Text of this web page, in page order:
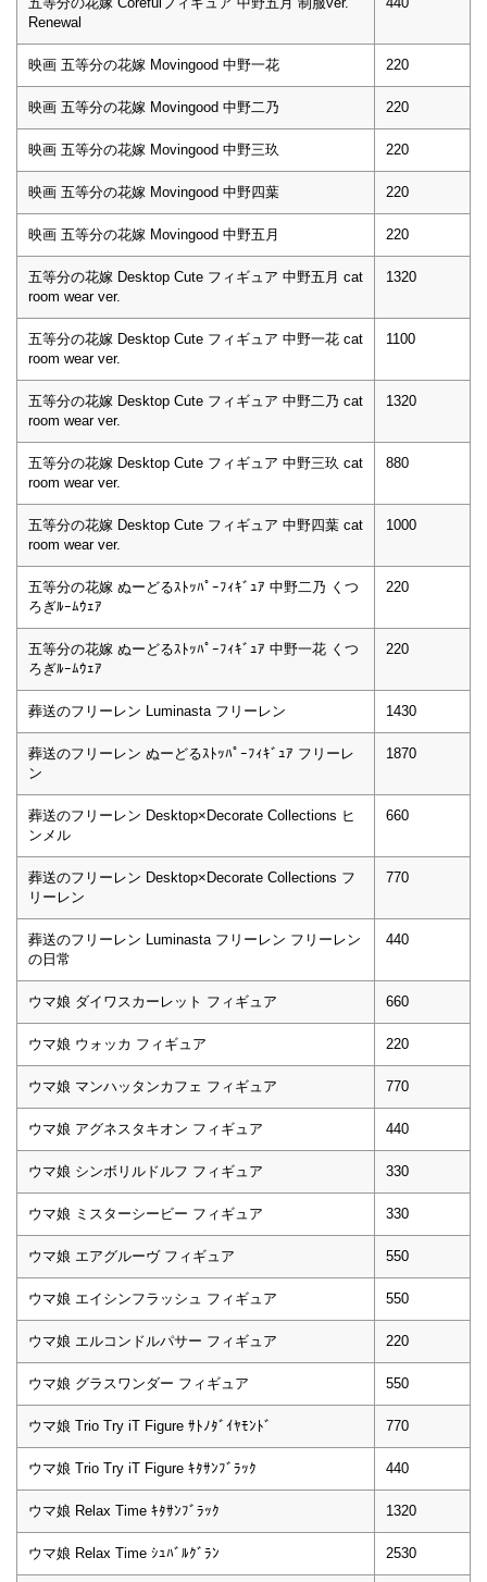
Renewal
映画 五等分の花嫁 Movingood 中野一花 220
映画 五等分の花嫁 Movingood 中野二乃 220
映画 五等分の花嫁 Movingood 中野三玖 220
映画 五等分の花嫁 Movingood 中野四葉 220
映画 五等分の花嫁 Movingood 中野五月 220
五等分の花嫁 Desktop Cute フィギュア 中野五月 cat
room wear ver.
1320
五等分の花嫁 Desktop Cute フィギュア 中野一花 cat
room wear ver.
1100
五等分の花嫁 Desktop Cute フィギュア 中野二乃 cat
room wear ver.
1320
五等分の花嫁 Desktop Cute フィギュア 中野三玖 cat
room wear ver.
880
五等分の花嫁 Desktop Cute フィギュア 中野四葉 cat
room wear ver.
1000
五等分の花嫁 ぬーどるｽﾄｯﾊﾟｰﾌｨｷﾞｭｱ 中野二乃 くつ
ろぎﾙｰﾑｳｪｱ
220
五等分の花嫁 ぬーどるｽﾄｯﾊﾟｰﾌｨｷﾞｭｱ 中野一花 くつ
ろぎﾙｰﾑｳｪｱ
220
葬送のフリーレン Luminasta フリーレン 1430
葬送のフリーレン ぬーどるｽﾄｯﾊﾟｰﾌｨｷﾞｭｱ フリーレ
ン
1870
葬送のフリーレン Desktop×Decorate Collections ヒ
ンメル
660
葬送のフリーレン Desktop×Decorate Collections フ
リーレン
770
葬送のフリーレン Luminasta フリーレン フリーレン
の日常
440
ウマ娘 ダイワスカーレット フィギュア 660
ウマ娘 ウォッカ フィギュア 220
ウマ娘 マンハッタンカフェ フィギュア 770
ウマ娘 アグネスタキオン フィギュア 440
ウマ娘 シンボリルドルフ フィギュア 330
ウマ娘 ミスターシービー フィギュア 330
ウマ娘 エアグルーヴ フィギュア 550
ウマ娘 エイシンフラッシュ フィギュア 550
ウマ娘 エルコンドルパサー フィギュア 220
ウマ娘 グラスワンダー フィギュア 550
ウマ娘 Trio Try iT Figure ｻﾄﾉﾀﾞｲﾔﾓﾝﾄﾞ 770
ウマ娘 Trio Try iT Figure ｷﾀｻﾝﾌﾞﾗｯｸ 440
ウマ娘 Relax Time ｷﾀｻﾝﾌﾞﾗｯｸ 1320
ウマ娘 Relax Time ｼｭﾊﾞﾙｸﾞﾗﾝ 2530